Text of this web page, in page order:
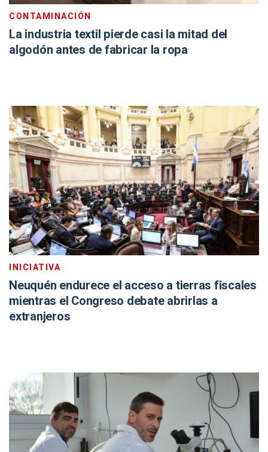
CONTAMINACIÓN
La industria textil pierde casi la mitad del
algodón antes de fabricar la ropa
INICIATIVA
Neuquén endurece el acceso a tierras fiscales
mientras el Congreso debate abrirlas a
extranjeros